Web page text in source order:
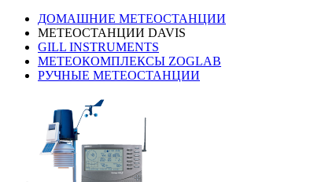
ДОМАШНИЕ МЕТЕОСТАНЦИИ
МЕТЕОСТАНЦИИ DAVIS
GILL INSTRUMENTS
МЕТЕОКОМПЛЕКСЫ ZOGLAB
РУЧНЫЕ МЕТЕОСТАНЦИИ